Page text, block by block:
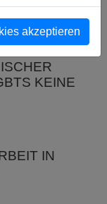
KEINE
IN
akzeptieren